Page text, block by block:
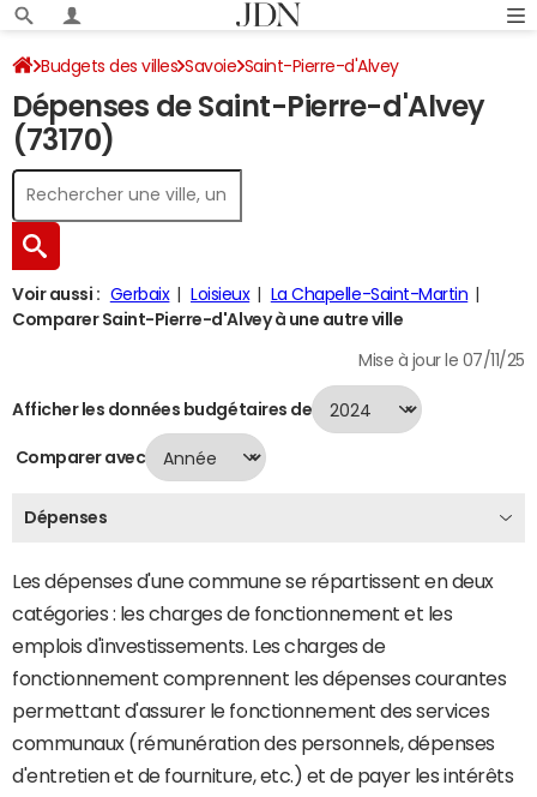
Budgets des villes Savoie Saint-Pierre-d'Alvey
Dépenses 2024
Dépenses de Saint-Pierre-d'Alvey
(73170)
Voir aussi : Gerbaix Loisieux
La Chapelle-Saint-Martin
Comparer Saint-Pierre-d'Alvey à une autre ville
Mise à jour le 07/11/25
Afficher les données budgétaires de
Comparer avec
Dépenses
Les dépenses d'une commune se répartissent en deux
catégories : les charges de fonctionnement et les
emplois d'investissements. Les charges de
fonctionnement comprennent les dépenses courantes
permettant d'assurer le fonctionnement des services
communaux (rémunération des personnels, dépenses
d'entretien et de fourniture, etc.) et de payer les intérêts